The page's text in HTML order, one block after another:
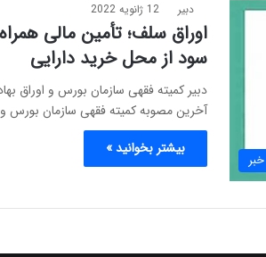
خبر
دبیر 12 ژانویه 2022
اوراق سلف؛ تأمین مالی
سود از محل خرید دارایی
دبیر کمیته فقهی سازمان بورس و اوراق
آخرین مصوبه‌ کمیته فقهی سازمان بورس و
بیشتر بخوانید »